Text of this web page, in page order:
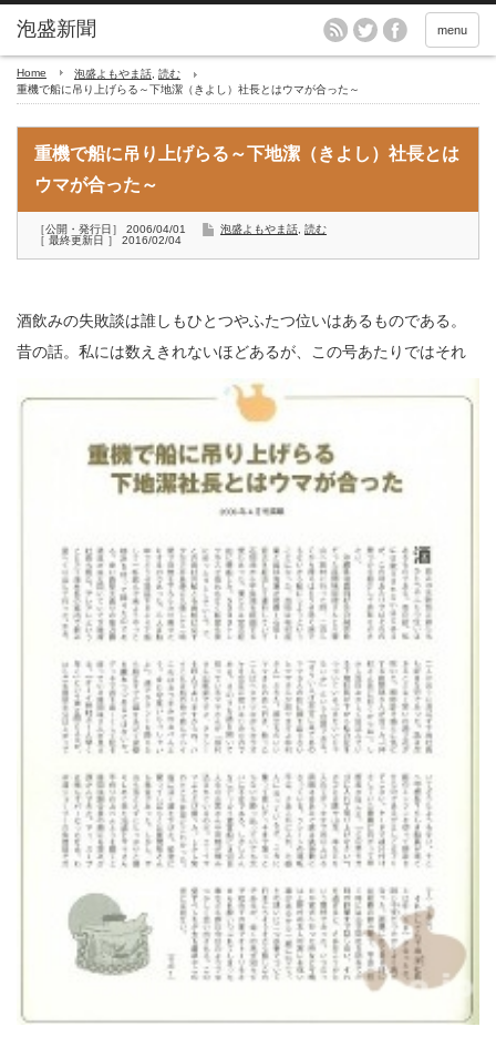
menu
Home 泡盛よもやま話 読む
重機で船に吊り上げらる～下地潔（きよし）社長とはウマが合った～
重機で船に吊り上げらる～下地潔（きよし）社長とは
ウマが合った～
［公開・発行日］ 2006/04/01
［ 最終更新日 ］ 2016/02/04
泡盛よもやま話 読む
酒飲みの失敗談は誰しもひとつやふたつ位いはあるものである。
昔の話。私には数えきれないほどあるが 、この号あたりではそれ